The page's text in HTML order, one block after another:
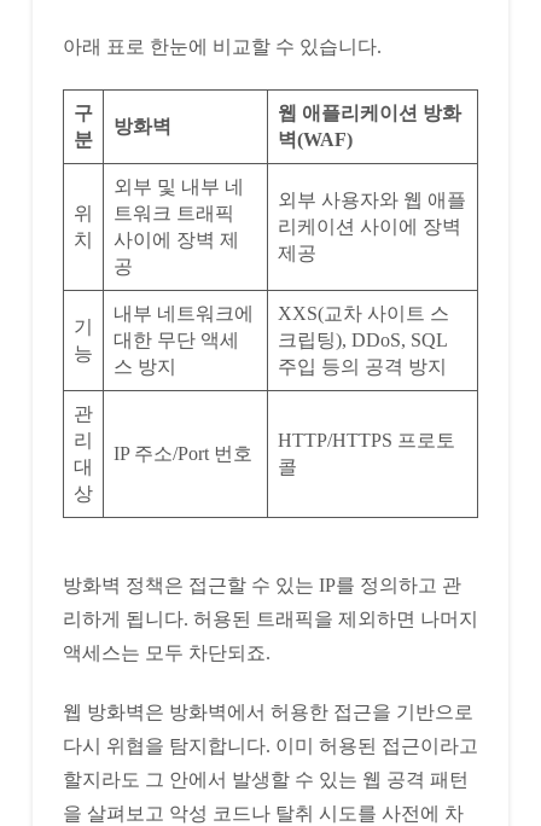
아래 표로 한눈에 비교할 수 있습니다.
구
분
방화벽
웹 애플리케이션 방화
벽(WAF)
위
치
외부 및 내부 네
트워크 트래픽
사이에 장벽 제
공
외부 사용자와 웹 애플
리케이션 사이에 장벽
제공
기
능
내부 네트워크에
대한 무단 액세
스 방지
XXS(교차 사이트 스
크립팅), DDoS, SQL
주입 등의 공격 방지
관
리
대
상
IP 주소/Port 번호
HTTP/HTTPS 프로토
콜
방화벽 정책은 접근할 수 있는 IP를 정의하고 관
리하게 됩니다. 허용된 트래픽을 제외하면 나머지
액세스는 모두 차단되죠.
웹 방화벽은 방화벽에서 허용한 접근을 기반으로
다시 위협을 탐지합니다. 이미 허용된 접근이라고
할지라도 그 안에서 발생할 수 있는 웹 공격 패턴
을 살펴보고 악성 코드나 탈취 시도를 사전에 차